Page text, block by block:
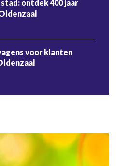
ontdek 400 jaar
voor klanten